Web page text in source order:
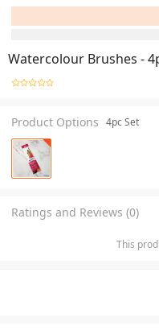
Watercolour Brushes -
Product Options 4pc Set
Ratings and Reviews (0)
This